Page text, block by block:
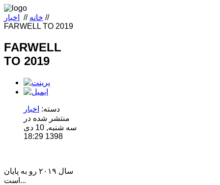
خانه // اخبار
//
FARWELL TO 2019
FARWELL
TO 2019
دسته: اخبار
منتشر شده در
سه شنبه, 10 دی
1398 18:29
سال ۲۰۱۹ رو به پایان
است...